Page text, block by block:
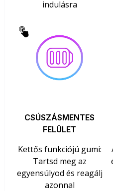
indulásra
CSÚSZÁSMENTES
FELÜLET
Kettős funkciójú gumi:
Tartsd meg az
egyensúlyod és reagálj
azonnal